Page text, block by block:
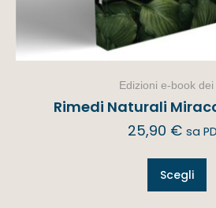
Edizioni e-book dei
Rimedi Naturali
25,90 € sa
Scegli